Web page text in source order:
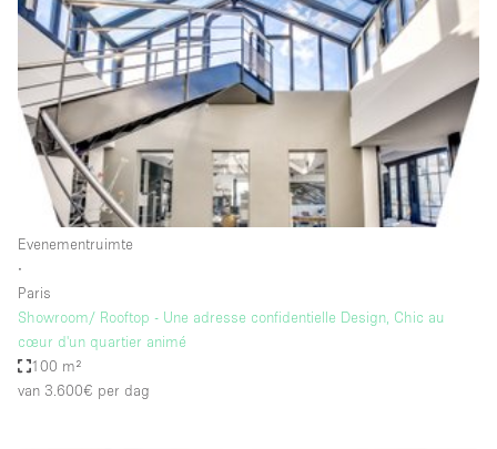
Haussmann-stijl
Industrieel
Internet
Kantoorbenodigdheden
Keuken
Kledingrek
Leefruimte
Meerdere kamers
Meubilair
Paskamers
Evenementruimte
∙
Paris
Showroom/ Rooftop - Une adresse confidentielle Design, Chic au
cœur d'un quartier animé
100 m²
van 3.600€ per dag